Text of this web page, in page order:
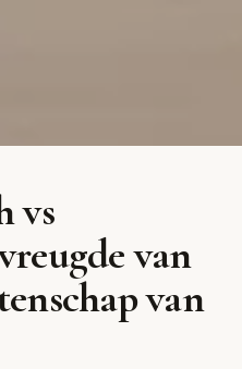
Interiors
Weelderige ruimtes met
hoge plafonds en rijke
materialen
vs
van
van